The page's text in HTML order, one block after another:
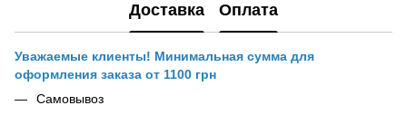
Доставка Оплата
Уважаемые клиенты! Минимальная сумма для
оформления заказа от 1100 грн
Самовывоз